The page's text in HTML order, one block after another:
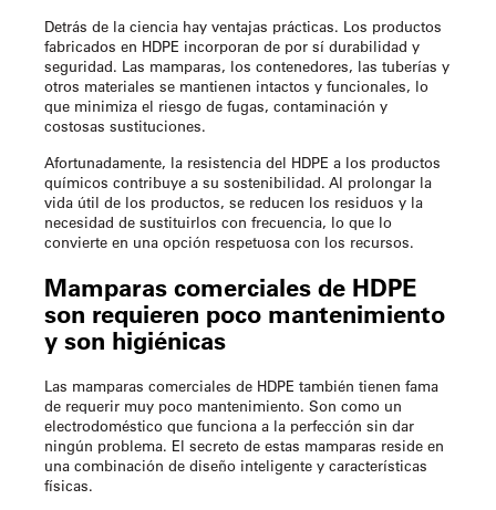
Detrás de la ciencia hay ventajas prácticas. Los productos
fabricados en HDPE incorporan de por sí durabilidad y
seguridad. Las mamparas, los contenedores, las tuberías y
otros materiales se mantienen intactos y funcionales, lo
que minimiza el riesgo de fugas, contaminación y
costosas sustituciones.
Afortunadamente, la resistencia del HDPE a los productos
químicos contribuye a su sostenibilidad. Al prolongar la
vida útil de los productos, se reducen los residuos y la
necesidad de sustituirlos con frecuencia, lo que lo
convierte en una opción respetuosa con los recursos.
Mamparas comerciales de HDPE
son requieren poco mantenimiento
y son higiénicas
Las mamparas comerciales de HDPE también tienen fama
de requerir muy poco mantenimiento. Son como un
electrodoméstico que funciona a la perfección sin dar
ningún problema. El secreto de estas mamparas reside en
una combinación de diseño inteligente y características
físicas.